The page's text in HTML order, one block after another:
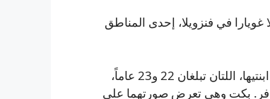
غويارا في فنزويلا، إحدى المناطق
ناتاشا دياز، أم تكاد تفقد صوتها من شدّة الألم، أخبرت البي بي سي أن ابنتيها، اللتان تبلغان 22 و23 عاماً،
بكت وهي تعرض صورتهما على